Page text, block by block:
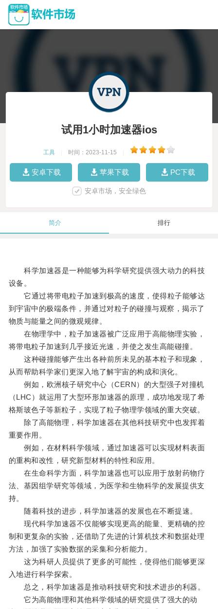
试用1小时加速器ios
工具 时间：2023-11-15
安卓下载 苹果下载 PC下载
安卓市场，安全绿色
简介 排行
科学加速器是一种能够为科学研究提供强大动力的科技
设备。
它通过将带电粒子加速到极高的速度，使得粒子能够达
到宇宙中的极端条件，并通过对粒子的碰撞与观察，揭示了
物质与能量之间的微观规律。
在物理学中，粒子加速器被广泛应用于高能物理实验，
将带电粒子加速到几乎接近光速，并使之发生高能碰撞。
这种碰撞能够产生出各种前所未见的基本粒子和现象，
从而帮助科学家们更深入地了解宇宙的构成和演化。
例如，欧洲核子研究中心（CERN）的大型强子对撞机
（LHC）就运用了大型环形加速器的原理，成功地发现了希
格斯玻色子等新粒子，实现了粒子物理学领域的重大突破。
除了高能物理，科学加速器在其他科技研究中也发挥着
重要作用。
例如，在材料科学领域，通过加速器可以实现材料表面
的重构和改性，研究新型材料的特性和应用。
在生命科学方面，科学加速器也可以应用于放射药物疗
法、基因组学研究等领域，为医学和生物科学的发展提供支
持。
随着科技的进步，科学加速器的发展也在不断提速。
现代科学加速器不仅能够实现更高的能量、更精确的控
制和更复杂的实验，还借助了先进的计算机技术和数据处理
方法，加强了实验数据的采集和分析能力。
这为科研人员提供了更多的可能性，使得他们能够更深
入地进行科学探索。
总之，科学加速器是推动科技研究和技术进步的利器。
它为高能物理和其他科学领域的研究提供了强大的动